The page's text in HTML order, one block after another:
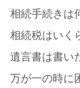
相続手続きは
相続税はいく
遺言書は書い
万が一の時に